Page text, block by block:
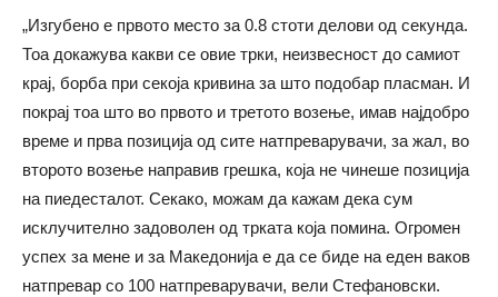
„Изгубено е првото место за 0.8 стоти делови од секунда.
Тоа докажува какви се овие трки, неизвесност до самиот
крај, борба при секоја кривина за што подобар пласман. И
покрај тоа што во првото и третото возење, имав најдобро
време и прва позиција од сите натпреварувачи, за жал, во
второто возење направив грешка, која не чинеше позиција
на пиедесталот. Секако, можам да кажам дека сум
исклучително задоволен од трката која помина. Огромен
успех за мене и за Македонија е да се биде на еден ваков
натпревар со 100 натпреварувачи, вели Стефановски.